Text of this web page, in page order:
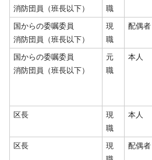
消防団員（班長以下）
職
国からの委嘱委員
消防団員（班長以下）
現
職
配偶者
国からの委嘱委員
消防団員（班長以下）
元
職
本人
区長
現
職
本人
区長
現
配偶者